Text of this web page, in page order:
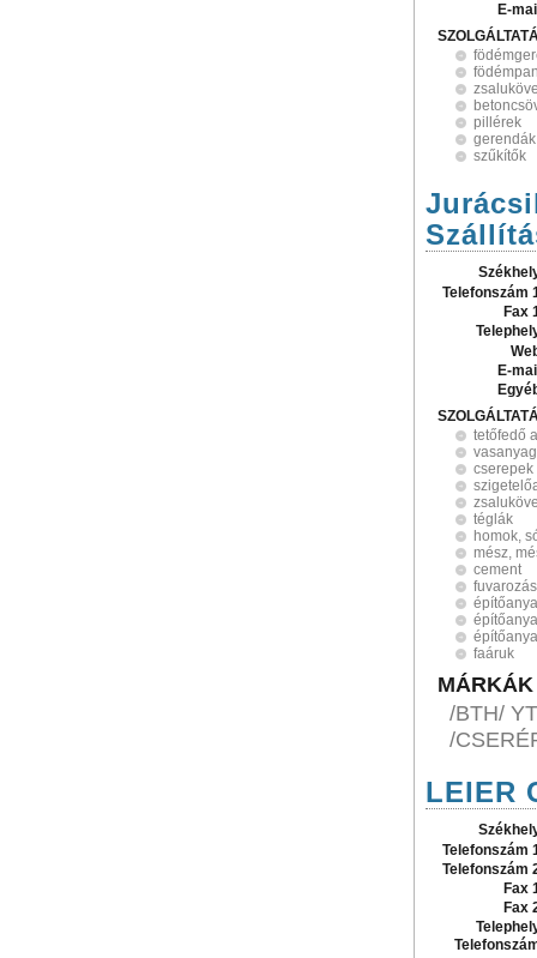
E-
pillérek
gerendák
szűkítők
Telefonszám
Fax
E-
tetőfedő
cserepek
téglák
homok,
mész,
cement
fuvarozás
faáruk
MÁRKÁK
/BTH/
/
LEIER
Telefonszám
Telefonszám
Fax
Fax